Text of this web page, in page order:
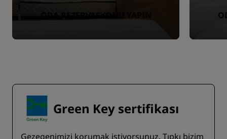
ODA REZERVASYONU YAPIN
Green Key sertifikası
Gezegenimizi korumak istiyorsunuz. Tıpkı bizim